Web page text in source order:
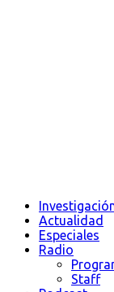
Actualidad
Especiales
Radio
Staff